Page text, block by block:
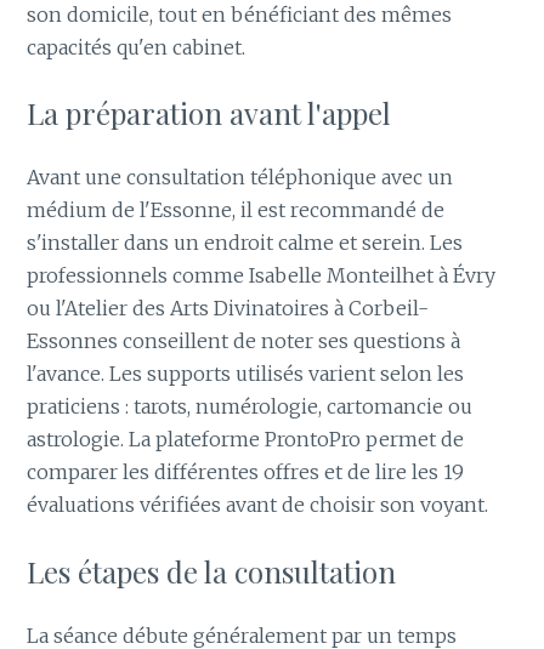
son domicile, tout en bénéficiant des mêmes
capacités qu'en cabinet.
La préparation avant l'appel
Avant une consultation téléphonique avec un
médium de l'Essonne, il est recommandé de
s'installer dans un endroit calme et serein. Les
professionnels comme Isabelle Monteilhet à Évry
ou l'Atelier des Arts Divinatoires à Corbeil-
Essonnes conseillent de noter ses questions à
l'avance. Les supports utilisés varient selon les
praticiens : tarots, numérologie, cartomancie ou
astrologie. La plateforme ProntoPro permet de
comparer les différentes offres et de lire les 19
évaluations vérifiées avant de choisir son voyant.
Les étapes de la consultation
La séance débute généralement par un temps